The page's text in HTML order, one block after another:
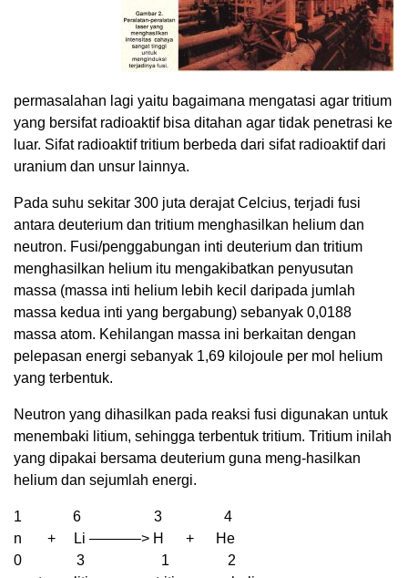
permasalahan lagi yaitu bagaimana mengatasi agar tritium
yang bersifat radioaktif bisa ditahan agar tidak penetrasi ke
luar. Sifat radioaktif tritium berbeda dari sifat radioaktif dari
uranium dan unsur lainnya.
Pada suhu sekitar 300 juta derajat Celcius, terjadi fusi
antara deuterium dan tritium menghasilkan helium dan
neutron. Fusi/penggabungan inti deuterium dan tritium
menghasilkan helium itu mengakibatkan penyusutan
massa (massa inti helium lebih kecil daripada jumlah
massa kedua inti yang bergabung) sebanyak 0,0188
massa atom. Kehilangan massa ini berkaitan dengan
pelepasan energi sebanyak 1,69 kilojoule per mol helium
yang terbentuk.
Neutron yang dihasilkan pada reaksi fusi digunakan untuk
menembaki litium, sehingga terbentuk tritium. Tritium inilah
yang dipakai bersama deuterium guna meng-hasilkan
helium dan sejumlah energi.
1 6 3 4
n + Li ———–> H + He
0 3 1 2